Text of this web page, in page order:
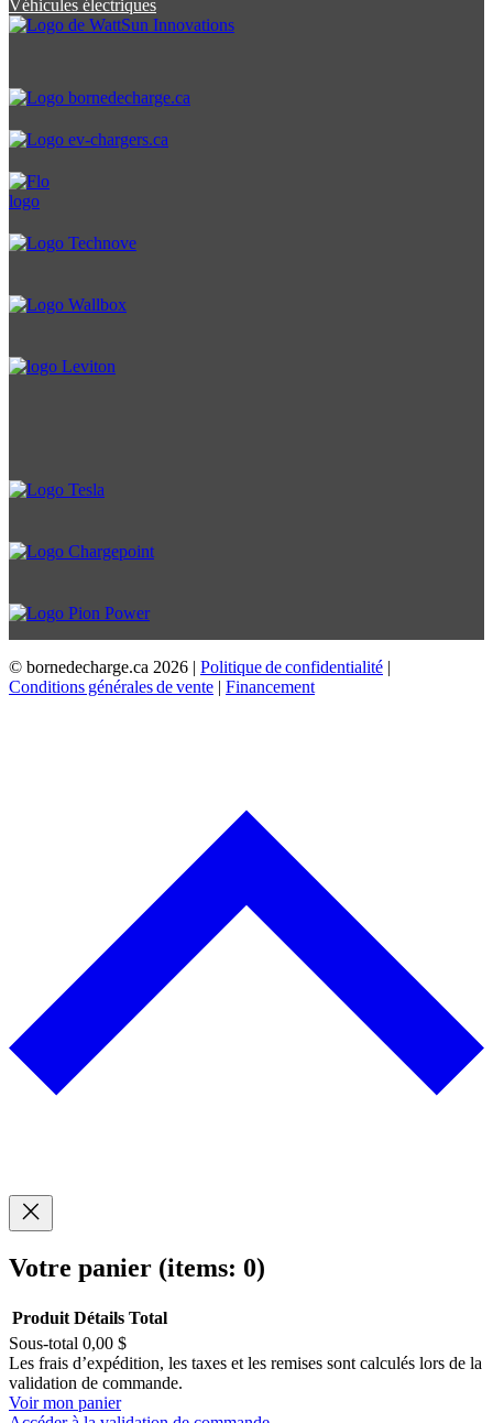
Véhicules électriques
© bornedecharge.ca 2026 | Politique de confidentialité |
Conditions générales de vente | Financement
Votre panier (items: 0)
Produits
dans
Produit Détails Total
Sous-total 0,00 $
Les frais d’expédition, les taxes et les remises sont calculés lors de la
validation de commande.
Voir mon panier